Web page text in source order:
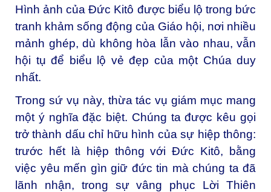
Hình ảnh của Đức Kitô được biểu lộ trong bức
tranh khảm sống động của Giáo hội, nơi nhiều
mảnh ghép, dù không hòa lẫn vào nhau, vẫn
hội tụ để biểu lộ vẻ đẹp của một Chúa duy
nhất.
Trong sứ vụ này, thừa tác vụ giám mục mang
một ý nghĩa đặc biệt. Chúng ta được kêu gọi
trở thành dấu chỉ hữu hình của sự hiệp thông:
trước hết là hiệp thông với Đức Kitô, bằng
việc yêu mến gìn giữ đức tin mà chúng ta đã
lãnh nhận, trong sự vâng phục Lời Thiên